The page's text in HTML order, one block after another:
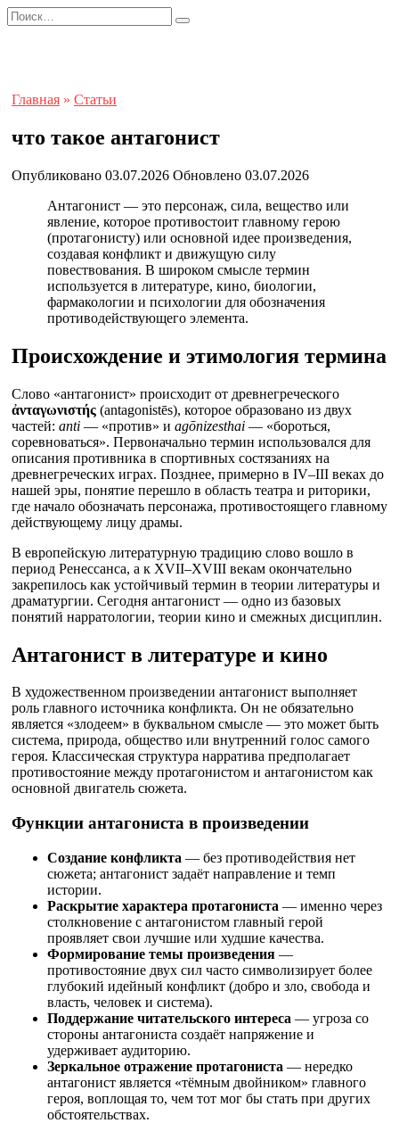
Перейти
к
Search
for:
Главная » Статьи
что такое антагонист
Опубликовано 03.07.2026 Обновлено 03.07.2026
Антагонист — это персонаж, сила, вещество или
явление, которое противостоит главному герою
(протагонисту) или основной идее произведения,
создавая конфликт и движущую силу
повествования. В широком смысле термин
используется в литературе, кино, биологии,
фармакологии и психологии для обозначения
противодействующего элемента.
Происхождение и этимология термина
Слово «антагонист» происходит от древнегреческого
ἀνταγωνιστής (antagonistēs), которое образовано из двух
частей: anti — «против» и agōnizesthai — «бороться,
соревноваться». Первоначально термин использовался для
описания противника в спортивных состязаниях на
древнегреческих играх. Позднее, примерно в IV–III веках до
нашей эры, понятие перешло в область театра и риторики,
где начало обозначать персонажа, противостоящего главному
действующему лицу драмы.
В европейскую литературную традицию слово вошло в
период Ренессанса, а к XVII–XVIII векам окончательно
закрепилось как устойчивый термин в теории литературы и
драматургии. Сегодня антагонист — одно из базовых
понятий нарратологии, теории кино и смежных дисциплин.
Антагонист в литературе и кино
В художественном произведении антагонист выполняет
роль главного источника конфликта. Он не обязательно
является «злодеем» в буквальном смысле — это может быть
система, природа, общество или внутренний голос самого
героя. Классическая структура нарратива предполагает
противостояние между протагонистом и антагонистом как
основной двигатель сюжета.
Функции антагониста в произведении
Создание конфликта — без противодействия нет
сюжета; антагонист задаёт направление и темп
истории.
Раскрытие характера протагониста — именно через
столкновение с антагонистом главный герой
проявляет свои лучшие или худшие качества.
Формирование темы произведения —
противостояние двух сил часто символизирует более
глубокий идейный конфликт (добро и зло, свобода и
власть, человек и система).
Поддержание читательского интереса — угроза со
стороны антагониста создаёт напряжение и
удерживает аудиторию.
Зеркальное отражение протагониста — нередко
антагонист является «тёмным двойником» главного
героя, воплощая то, чем тот мог бы стать при других
обстоятельствах.